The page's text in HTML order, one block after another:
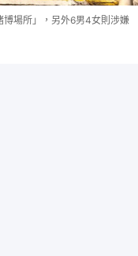
博場所」，另外6男4女則涉嫌